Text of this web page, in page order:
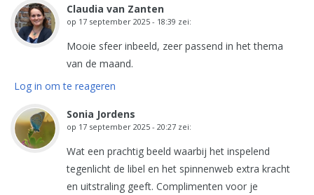
Claudia van Zanten
op 17 september 2025 - 18:39 zei:
Mooie sfeer inbeeld, zeer passend in het thema
van de maand.
Log in om te reageren
Sonia Jordens
op 17 september 2025 - 20:27 zei:
Wat een prachtig beeld waarbij het inspelend
tegenlicht de libel en het spinnenweb extra kracht
en uitstraling geeft. Complimenten voor je